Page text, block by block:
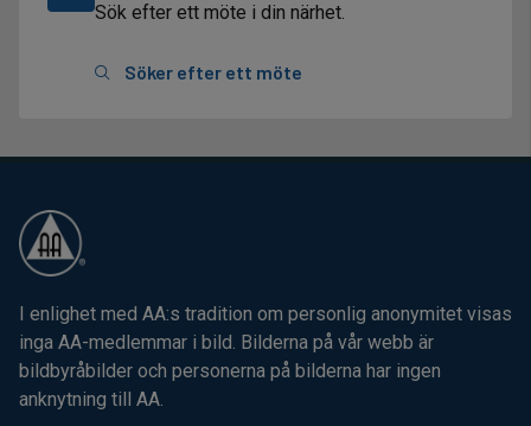
Sök efter ett möte i din närhet.
Söker efter ett möte
I enlighet med AA:s tradition om personlig anonymitet visas
inga AA-medlemmar i bild. Bilderna på vår webb är
bildbyråbilder och personerna på bilderna har ingen
anknytning till AA.